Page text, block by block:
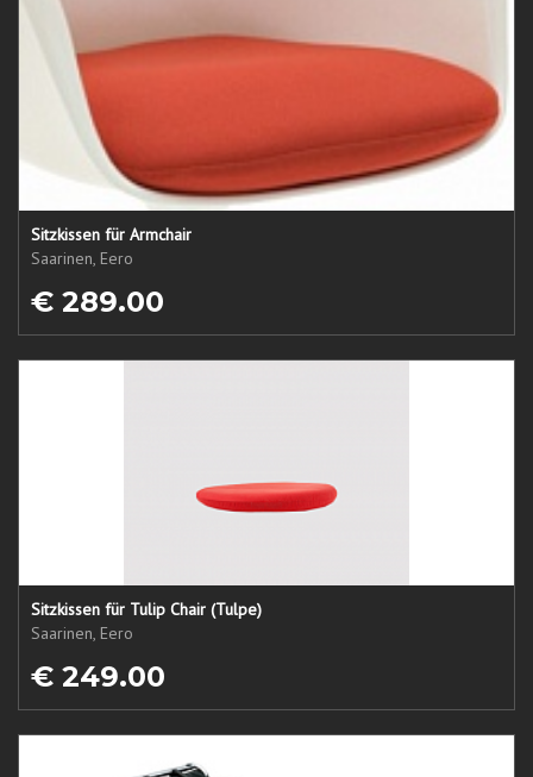
Sitzkissen für Armchair
Saarinen, Eero
€ 289.00
Sitzkissen für Tulip Chair (Tulpe)
Saarinen, Eero
€ 249.00